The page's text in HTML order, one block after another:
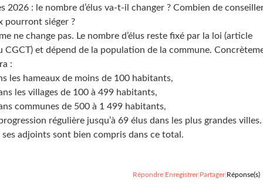
2026 : le nombre d’élus va-t-il changer ? Combien de
pourront siéger ?
ne change pas. Le nombre d’élus reste fixé par la loi (article
CGCT) et dépend de la population de la commune.
:
les hameaux de moins de 100 habitants,
les villages de 100 à 499 habitants,
communes de 500 à 1 499 habitants,
régulière jusqu’à 69 élus dans les plus grandes villes.
ses adjoints sont bien compris dans ce total.
Répondre Enregistrer| Partager| Réponse(s)